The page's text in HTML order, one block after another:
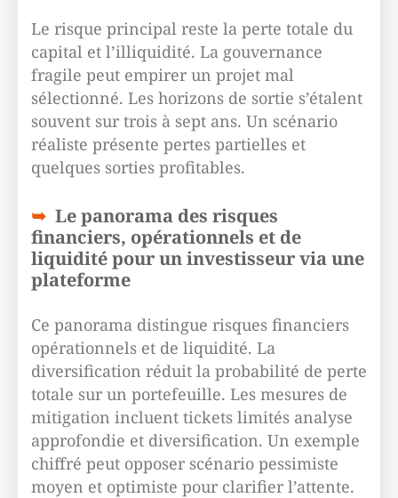
Le risque principal reste la perte totale du
capital et l’illiquidité. La gouvernance
fragile peut empirer un projet mal
sélectionné. Les horizons de sortie s’étalent
souvent sur trois à sept ans. Un scénario
réaliste présente pertes partielles et
quelques sorties profitables.
Le panorama des risques
financiers, opérationnels et de
liquidité pour un investisseur via une
plateforme
Ce panorama distingue risques financiers
opérationnels et de liquidité. La
diversification réduit la probabilité de perte
totale sur un portefeuille. Les mesures de
mitigation incluent tickets limités analyse
approfondie et diversification. Un exemple
chiffré peut opposer scénario pessimiste
moyen et optimiste pour clarifier l’attente.